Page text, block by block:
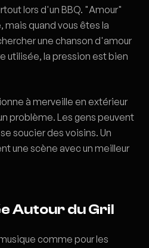
lors d'un BBQ. "Amour"
quand vous êtes la
une chanson d'amour
utilisée, la pression est bien
à merveille en extérieur
problème. Les gens peuvent
soucier des voisins. Un
une scène avec un meilleur
Autour du Gril
comme pour les